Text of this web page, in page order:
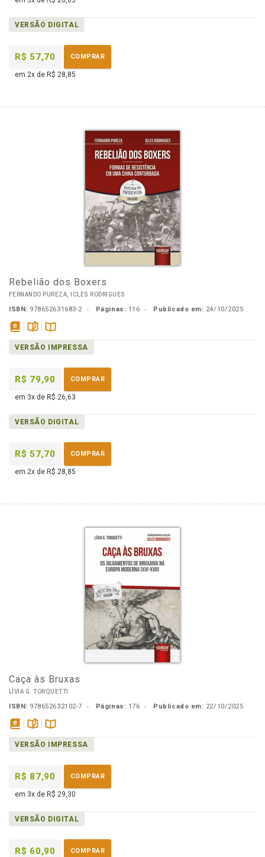
VERSÃO DIGITAL
R$ 57,70 COMPRAR
em 2x de R$ 28,85
Rebelião dos Boxers
FERNANDO PUREZA, ICLES RODRIGUES
ISBN: 978652631683-2 Páginas: 116 Publicado em: 24/10/2025
disponível
em
páginasDisponível
na
VERSÃO IMPRESSA
R$ 79,90 COMPRAR
em 3x de R$ 26,63
VERSÃO DIGITAL
R$ 57,70 COMPRAR
em 2x de R$ 28,85
Caça às Bruxas
LÍVIA G. TORQUETTI
ISBN: 978652632102-7 Páginas: 176 Publicado em: 22/10/2025
disponível
em
páginasDisponível
na
VERSÃO IMPRESSA
R$ 87,90 COMPRAR
em 3x de R$ 29,30
VERSÃO DIGITAL
R$ 60,90 COMPRAR